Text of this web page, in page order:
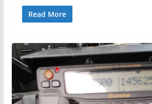
Read More